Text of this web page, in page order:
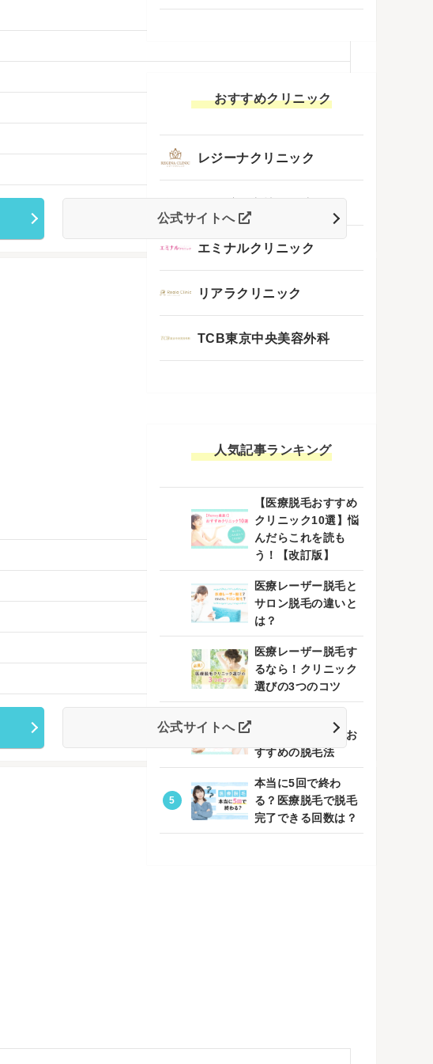
公式サイトへ
公式サイトへ
おすすめクリニック
レジーナクリニック
エミナルクリニック
リアラクリニック
TCB東京中央美容外科
人気記事ランキング
【医療脱毛おすすめ
クリニック10選】悩
んだらこれを読も
う！【改訂版】
医療レーザー脱毛と
サロン脱毛の違いと
は？
医療レーザー脱毛す
るなら！クリニック
選びの3つのコツ
る！】脱毛ケアとお
すすめの脱毛法
本当に5回で終わ
る？医療脱毛で脱毛
完了できる回数は？